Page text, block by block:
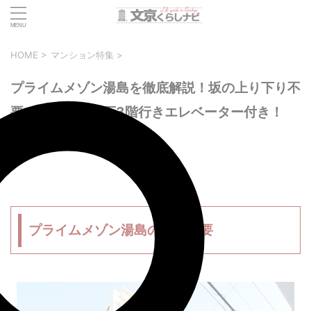
HOME > マンション特集 >
プライムメゾン湯島を徹底解説！坂の上り下り不
要！？便利な地下3階行きエレベーター付き！
プライムメゾン湯島の建築概要